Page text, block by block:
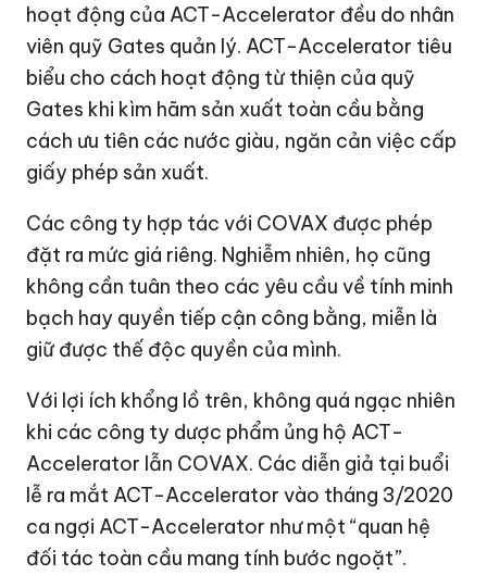
hoạt động của ACT-Accelerator đều do nhân
viên quỹ Gates quản lý. ACT-Accelerator tiêu
biểu cho cách hoạt động từ thiện của quỹ
Gates khi kìm hãm sản xuất toàn cầu bằng
cách ưu tiên các nước giàu, ngăn cản việc cấp
giấy phép sản xuất.
Các công ty hợp tác với COVAX được phép
đặt ra mức giá riêng. Nghiễm nhiên, họ cũng
không cần tuân theo các yêu cầu về tính minh
bạch hay quyền tiếp cận công bằng, miễn là
giữ được thế độc quyền của mình.
Với lợi ích khổng lồ trên, không quá ngạc nhiên
khi các công ty dược phẩm ủng hộ ACT-
Accelerator lẫn COVAX. Các diễn giả tại buổi
lễ ra mắt ACT-Accelerator vào tháng 3/2020
ca ngợi ACT-Accelerator như một “quan hệ
đối tác toàn cầu mang tính bước ngoặt”.